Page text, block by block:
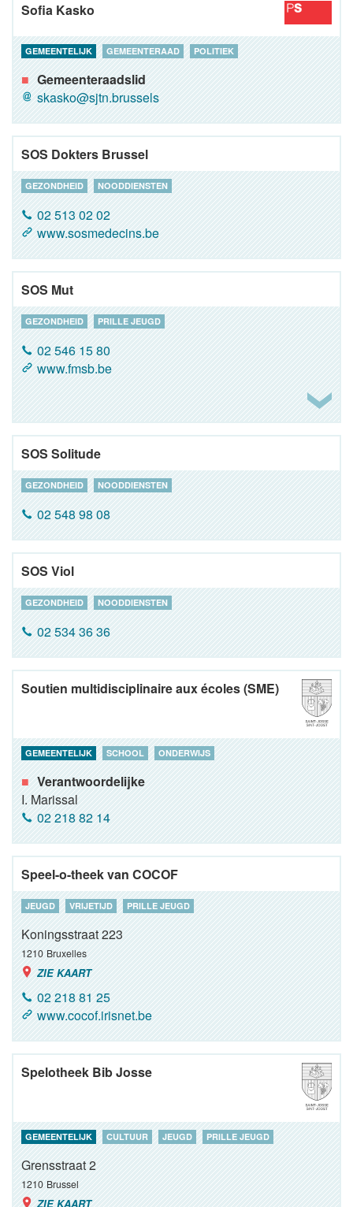
Sofia Kasko
GEMEENTELIJK GEMEENTERAAD POLITIEK
Gemeenteraadslid
skasko@sjtn.brussels
SOS Dokters Brussel
GEZONDHEID NOODDIENSTEN
02 513 02 02
www.sosmedecins.be
SOS Mut
GEZONDHEID PRILLE JEUGD
02 546 15 80
www.fmsb.be
SOS Solitude
GEZONDHEID NOODDIENSTEN
02 548 98 08
SOS Viol
GEZONDHEID NOODDIENSTEN
02 534 36 36
Soutien multidisciplinaire aux écoles (SME)
GEMEENTELIJK SCHOOL ONDERWIJS
Verantwoordelijke
I. Marissal
02 218 82 14
Speel-o-theek van COCOF
JEUGD VRIJETIJD PRILLE JEUGD
Koningsstraat 223
1210 Bruxelles
ZIE KAART
02 218 81 25
www.cocof.irisnet.be
Spelotheek Bib Josse
GEMEENTELIJK CULTUUR JEUGD PRILLE JEUGD
Grensstraat 2
1210 Brussel
ZIE KAART